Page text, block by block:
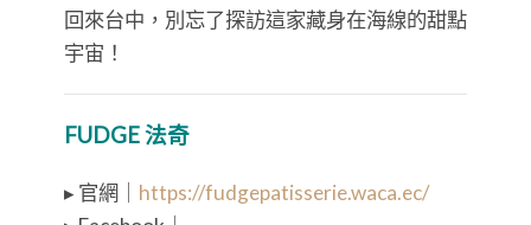
回來台中，別忘了探訪這家藏身在海線的甜點
宇宙！
FUDGE 法奇
▸ 官網｜ https://fudgepatisserie.waca.ec/